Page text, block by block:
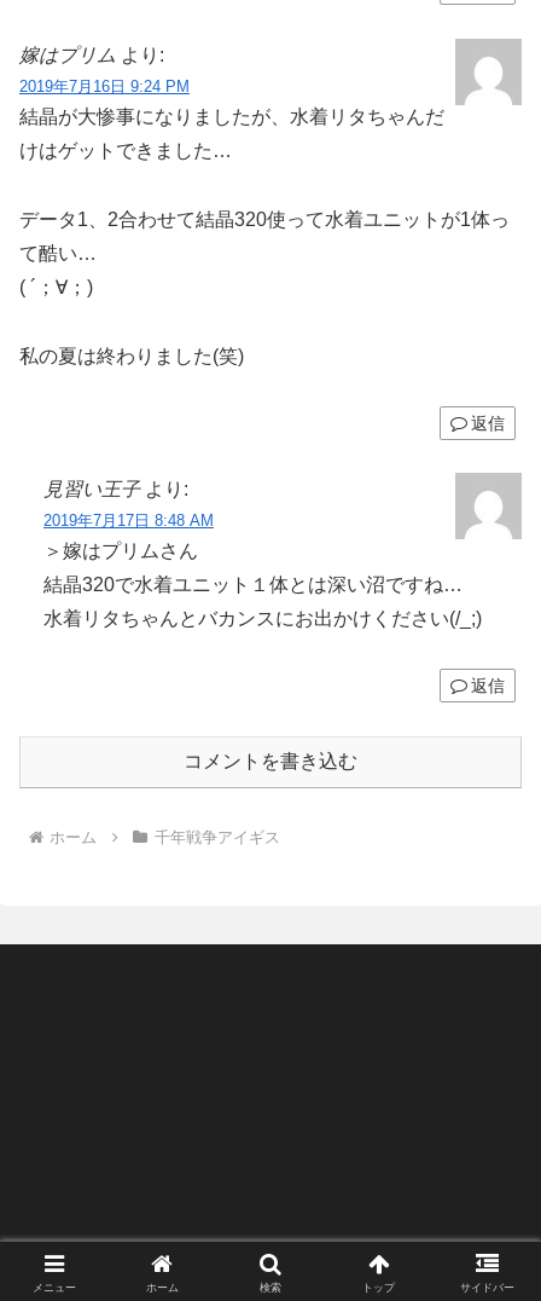
嫁はプリム より:
2019年7月16日 9:24 PM
結晶が大惨事になりましたが、水着リタちゃんだ
けはゲットできました…
データ1、2合わせて結晶320使って水着ユニットが1体っ
て酷い…
( ´；∀；)
私の夏は終わりました(笑)
返信
見習い王子 より:
2019年7月17日 8:48 AM
＞嫁はプリムさん
結晶320で水着ユニット１体とは深い沼ですね…
水着リタちゃんとバカンスにお出かけください(/_;)
返信
コメントを書き込む
ホーム 千年戦争アイギス
メニュー ホーム 検索 トップ サイドバー